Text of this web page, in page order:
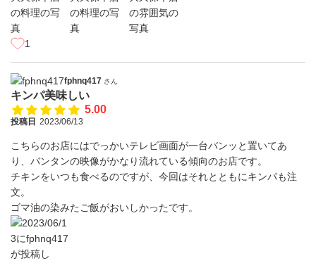
1
fphnq417 さん
キンパ美味しい
5.00
投稿日 2023/06/13
こちらのお店にはでっかいテレビ画面が一台バンッと置いてあ
り、バンタンの映像がかなり流れている傾向のお店です。
チキンをいつも食べるのですが、今回はそれとともにキンパも注
文。
ゴマ油の染みたご飯がおいしかったです。